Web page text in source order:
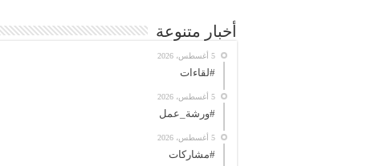
أخبار متنوعة
5 أغسطس، 2026
#لقاءات
5 أغسطس، 2026
#ورشة_عمل
5 أغسطس، 2026
#مشاركات